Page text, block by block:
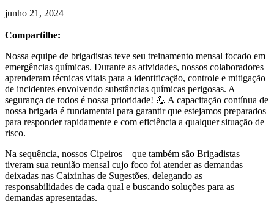
junho 21, 2024
Compartilhe:
Nossa equipe de brigadistas teve seu treinamento mensal focado em
emergências químicas. Durante as atividades, nossos colaboradores
aprenderam técnicas vitais para a identificação, controle e mitigação
de incidentes envolvendo substâncias químicas perigosas. A
segurança de todos é nossa prioridade! 💪 A capacitação contínua de
nossa brigada é fundamental para garantir que estejamos preparados
para responder rapidamente e com eficiência a qualquer situação de
risco.
Na sequência, nossos Cipeiros – que também são Brigadistas –
tiveram sua reunião mensal cujo foco foi atender as demandas
deixadas nas Caixinhas de Sugestões, delegando as
responsabilidades de cada qual e buscando soluções para as
demandas apresentadas.